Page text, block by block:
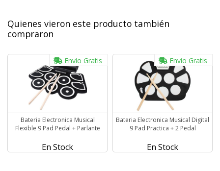
Quienes vieron este producto también
compraron
Bateria Electronica Musical
Flexible 9 Pad Pedal + Parlante
Envío Gratis
En Stock
Bateria Electronica Musical Digital
9 Pad Practica + 2 Pedal
Envío Gratis
En Stock